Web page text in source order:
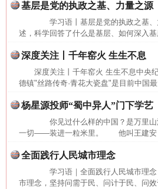
基层是党的执政之基、力量之源
学习语丨基层是党的执政之基
述，科学回答了什么是基层、如何深入
深度关注丨千年窑火 生生不息
深度关注丨千年窑火 生生不息中
德镇"丝路传奇·青花大瓷盘"是目前中国
杨星源投师“蜀中异人”门下学艺
你见过什么样的中国？是万里
一切——装进一粒米里。 他叫王建安，
全面践行人民城市理念
学习语｜全面践行人民城市理
市理念，坚持问需于民、问计于民、问